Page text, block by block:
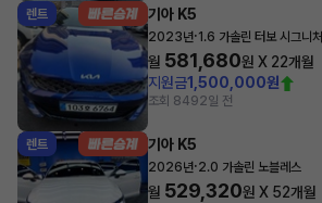
렌트 기아 K5
2023년·1.6 가솔린 터보 시그니처
월 581,680원 X 22개월
지원금1,500,000원
조회 8492일 전
렌트 기아 K5
2026년·2.0 가솔린 노블레스
월 529,320원 X 52개월